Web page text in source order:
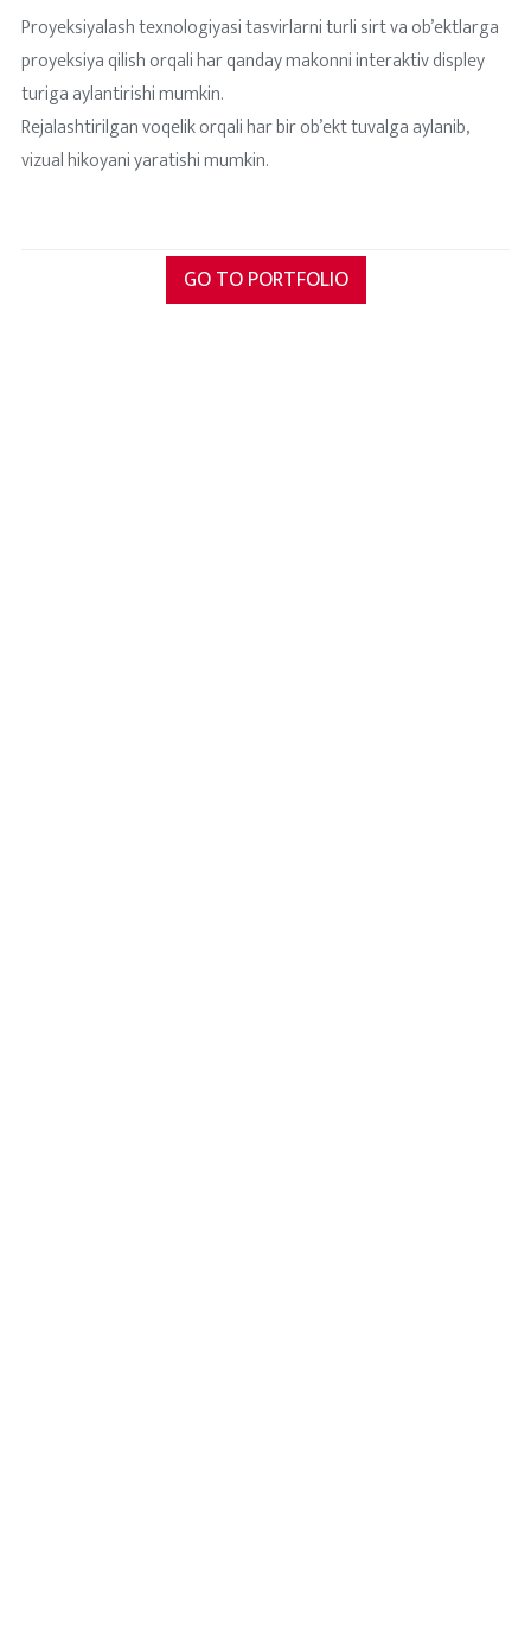
Proyeksiyalash texnologiyasi tasvirlarni turli sirt va ob’ektlarga
proyeksiya qilish orqali har qanday makonni interaktiv displey
turiga aylantirishi mumkin.
Rejalashtirilgan voqelik orqali har bir ob’ekt tuvalga aylanib,
vizual hikoyani yaratishi mumkin.
GO TO PORTFOLIO